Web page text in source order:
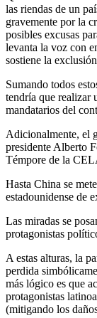
las riendas de un
gravemente por la
posibles excusas
levanta la voz con
sostiene la
Sumando todos
tendría que realizar
mandatarios del
Adicionalmente, el
presidente Alberto
Témpore de la
Hasta China se
estadounidense de
Las miradas se
protagonistas
A estas alturas, la
perdida
más lógico es que
protagonistas
(mitigando los